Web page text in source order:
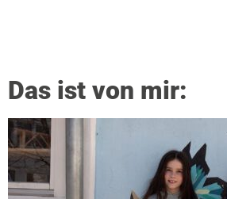
Das ist von mir: